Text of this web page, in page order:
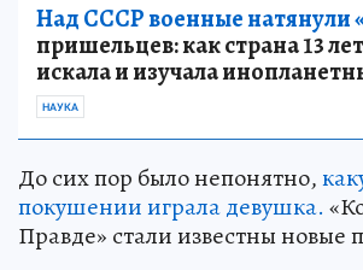
Над СССР военные натянули
пришельцев: как страна 13
искала и изучала
НАУКА
До сих пор было непонятно,
покушении играла девушка.
Правде» стали известны новые